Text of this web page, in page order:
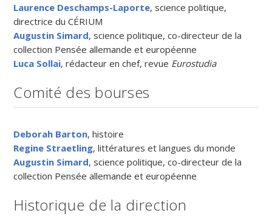
Laurence Deschamps-Laporte, science politique,
directrice du CÉRIUM
Augustin Simard, science politique, co-directeur de la
collection Pensée allemande et européenne
Luca Sollai, rédacteur en chef, revue Eurostudia
Comité des bourses
Deborah Barton, histoire
Regine Straetling, littératures et langues du monde
Augustin Simard, science politique, co-directeur de la
collection Pensée allemande et européenne
Historique de la direction